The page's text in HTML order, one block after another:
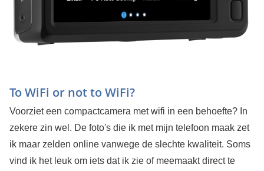
To WiFi or not to WiFi?
Voorziet een compactcamera met wifi in een behoefte? In
zekere zin wel. De foto's die ik met mijn telefoon maak zet
ik maar zelden online vanwege de slechte kwaliteit. Soms
vind ik het leuk om iets dat ik zie of meemaakt direct te